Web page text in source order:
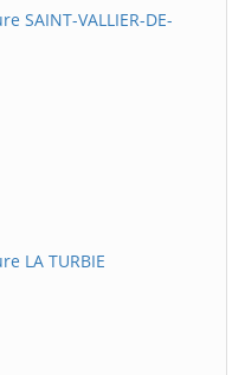
SAINT-VALLIER-DE-
LA TURBIE